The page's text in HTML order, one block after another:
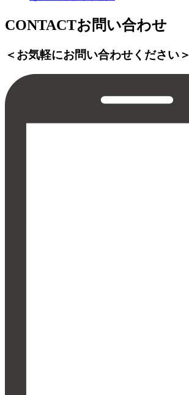
CONTACTお問い合わせ
＜お気軽にお問い合わせください＞